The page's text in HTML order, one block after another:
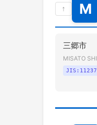
↑ M
三郷市
MISATO SHI
JIS: 11237